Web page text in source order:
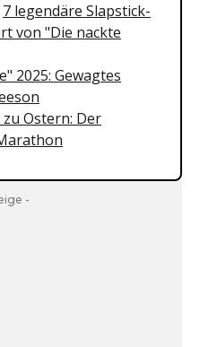
7 legendäre Slapstick-
von "Die nackte
2025: Gewagtes
Ostern: Der
-